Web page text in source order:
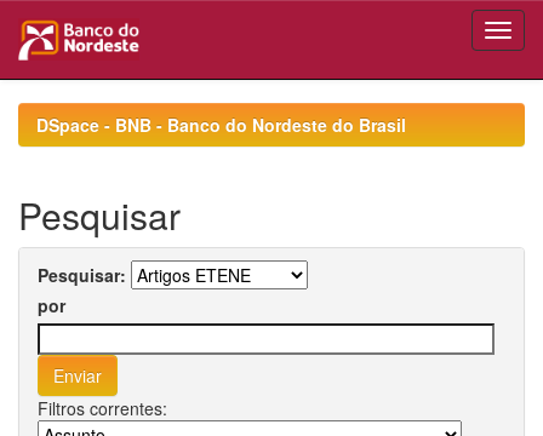
navigationDSpace - BNB - Banco do Nordeste do Brasil
Pesquisar
Pesquisar:
por
Filtros correntes: